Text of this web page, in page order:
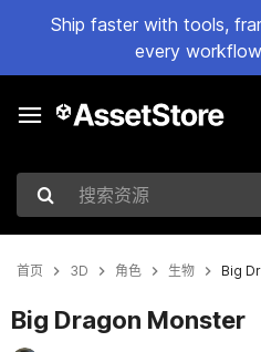
Ship faster with tools,
every
搜索资源
首页 3D 角色 生物 Big
Big Dragon Monster